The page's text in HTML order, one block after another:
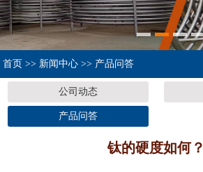
首页 >> 新闻中心 >> 产品问答
公司动态
产品问答
钛的硬度如何？